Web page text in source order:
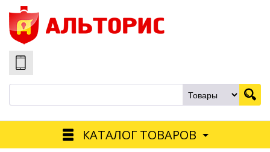
КАТАЛОГ ТОВАРОВ